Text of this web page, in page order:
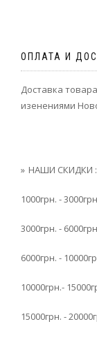
ОПЛАТА И
Доставка
изенениями
НАШИ СКИДКИ :
1000грн. -
3000грн. -
6000грн. -
10000грн.-
15000грн. -